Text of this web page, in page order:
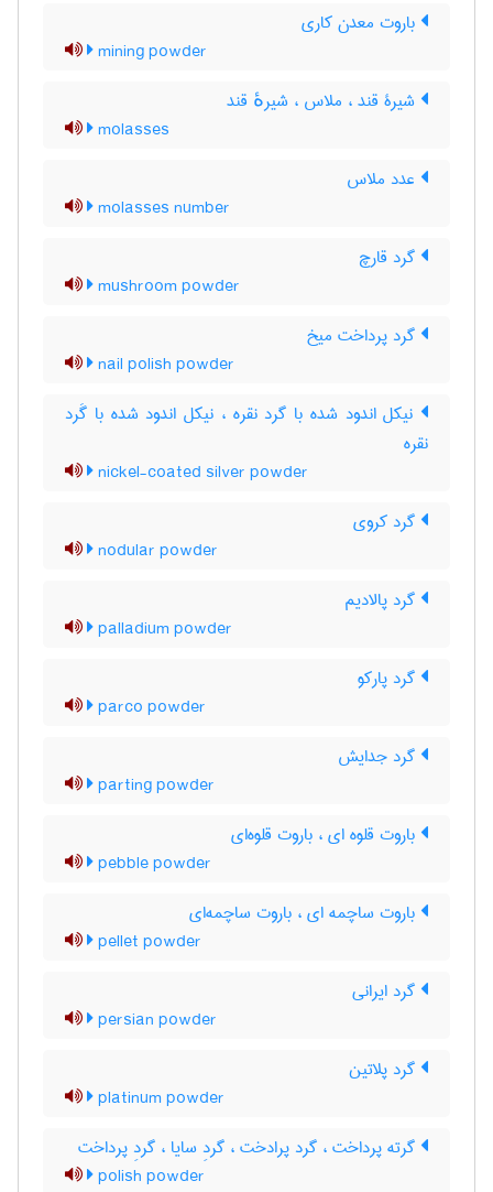
باروت معدن کاری
mining powder
شیرۀ قند ، ملاس ، شیرهٔ قند
molasses
عدد ملاس
molasses number
گرد قارچ
mushroom powder
گرد پرداخت میخ
nail polish powder
نیکل اندود شده با گرد نقره ، نیکل اندود شده با گَرد
نقره
nickel-coated silver powder
گرد کروی
nodular powder
گرد پالادیم
palladium powder
گرد پارکو
parco powder
گرد جدایش
parting powder
باروت قلوه ای ، باروت قلوه‌ای
pebble powder
باروت ساچمه ای ، باروت ساچمه‌ای
pellet powder
گرد ایرانی
persian powder
گرد پلاتین
platinum powder
گرته پرداخت ، گرد پرادخت ، گردِ سایا ، گردِ پرداخت
polish powder